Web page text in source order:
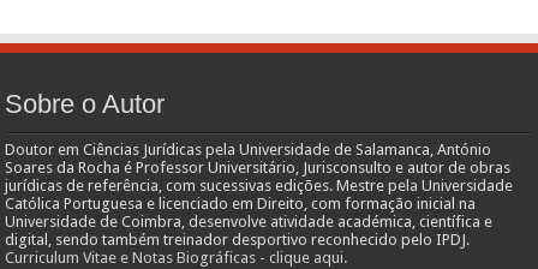
Sobre o Autor
Doutor em Ciências Jurídicas pela Universidade de Salamanca, António
Soares da Rocha é Professor Universitário, Jurisconsulto e autor de obras
jurídicas de referência, com sucessivas edições. Mestre pela Universidade
Católica Portuguesa e licenciado em Direito, com formação inicial na
Universidade de Coimbra, desenvolve atividade académica, científica e
digital, sendo também treinador desportivo reconhecido pelo IPDJ.
Curriculum Vitae e Notas Biográficas - clique aqui.